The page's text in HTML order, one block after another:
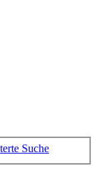
Suche